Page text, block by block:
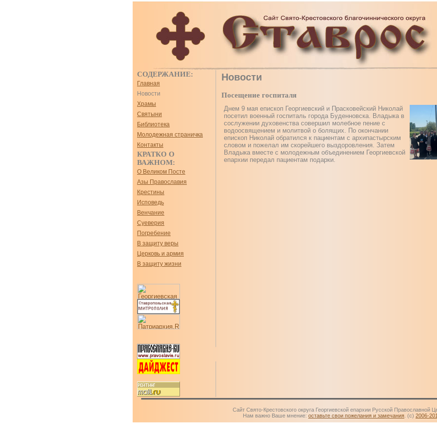
СОДЕРЖАНИЕ:
Главная
Новости
Храмы
Святыни
Библиотека
Молодежная страничка
Контакты
КРАТКО О
ВАЖНОМ:
О Великом Посте
Азы Православия
Крестины
Исповедь
Венчание
Суеверия
Погребение
В защиту веры
Церковь и армия
В защиту жизни
Новости
Посещение госпиталя
Днем 9 мая епископ Георгиевский и Прасковейский Николай
посетил военный госпиталь города Буденновска. Владыка в
сослужении духовенства совершил молебное пение с
водоосвящением и молитвой о болящих. По окончании
епископ Николай обратился к пациентам с архипастырским
словом и пожелал им скорейшего выздоровления. Затем
Владыка вместе с молодежным объединением Георгиевской
епархии передал пациентам подарки.
Сайт Свято-Крестовского округа Георгиевской епархии Русской Православной
Нам важно Ваше мнение: оставьте свои пожелания и замечания . (c) 2006-